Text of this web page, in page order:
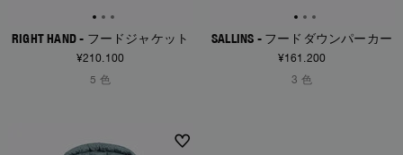
RIGHT HAND - フードジャケット
¥210.100
5 色
SALLINS - フードダウンパーカー
¥161.200
3 色
NEW ARRIVALS